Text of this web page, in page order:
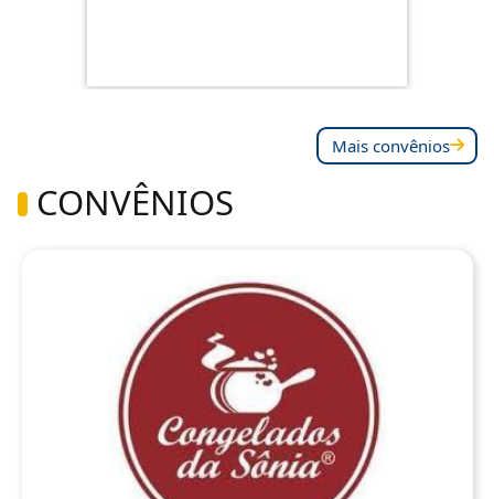
CONVÊNIOS
Mais convênios